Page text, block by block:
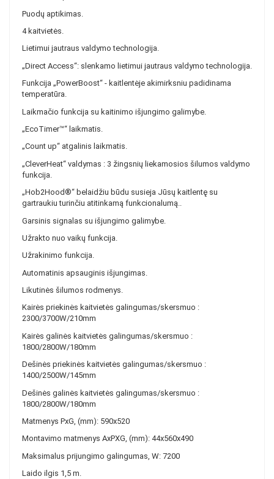
Puodų aptikimas.
4 kaitvietės.
Lietimui jautraus valdymo technologija.
„Direct Access“: slenkamo lietimui jautraus valdymo technologija.
Funkcija „PowerBoost“ - kaitlentėje akimirksniu padidinama
temperatūra.
Laikmačio funkcija su kaitinimo išjungimo galimybe.
„EcoTimer™“ laikmatis.
„Count up“ atgalinis laikmatis.
„CleverHeat“ valdymas : 3 žingsnių liekamosios šilumos valdymo
funkcija.
„Hob2Hood®“ belaidžiu būdu susieja Jūsų kaitlentę su
gartraukiu turinčiu atitinkamą funkcionalumą..
Garsinis signalas su išjungimo galimybe.
Užrakto nuo vaikų funkcija.
Užrakinimo funkcija.
Automatinis apsauginis išjungimas.
Likutinės šilumos rodmenys.
Kairės priekinės kaitvietės galingumas/skersmuo :
2300/3700W/210mm
Kairės galinės kaitvietės galingumas/skersmuo :
1800/2800W/180mm
Dešinės priekinės kaitvietės galingumas/skersmuo :
1400/2500W/145mm
Dešinės galinės kaitvietės galingumas/skersmuo :
1800/2800W/180mm
Matmenys PxG, (mm): 590x520
Montavimo matmenys AxPXG, (mm): 44x560x490
Maksimalus prijungimo galingumas, W: 7200
Laido ilgis 1,5 m.